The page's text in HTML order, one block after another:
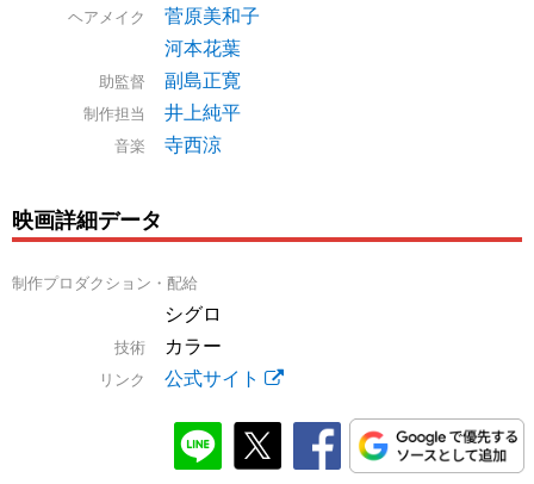
ヘアメイク
菅原美和子
河本花葉
助監督 副島正寛
制作担当 井上純平
音楽 寺西涼
映画詳細データ
制作プロダクション・配給
シグロ
技術 カラー
リンク 公式サイト